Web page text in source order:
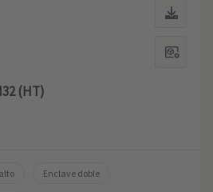
(HT)
Enclave doble